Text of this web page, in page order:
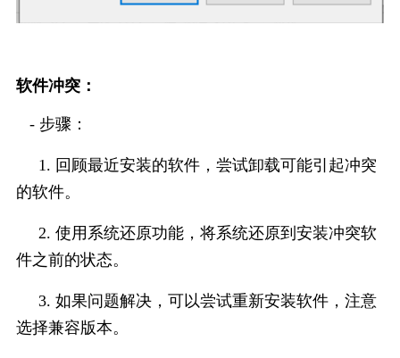
软件冲突：
- 步骤：
1. 回顾最近安装的软件，尝试卸载可能引起冲突
的软件。
2. 使用系统还原功能，将系统还原到安装冲突软
件之前的状态。
3. 如果问题解决，可以尝试重新安装软件，注意
选择兼容版本。